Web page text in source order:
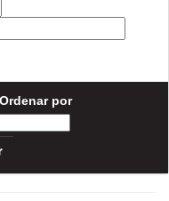
Ordenar por